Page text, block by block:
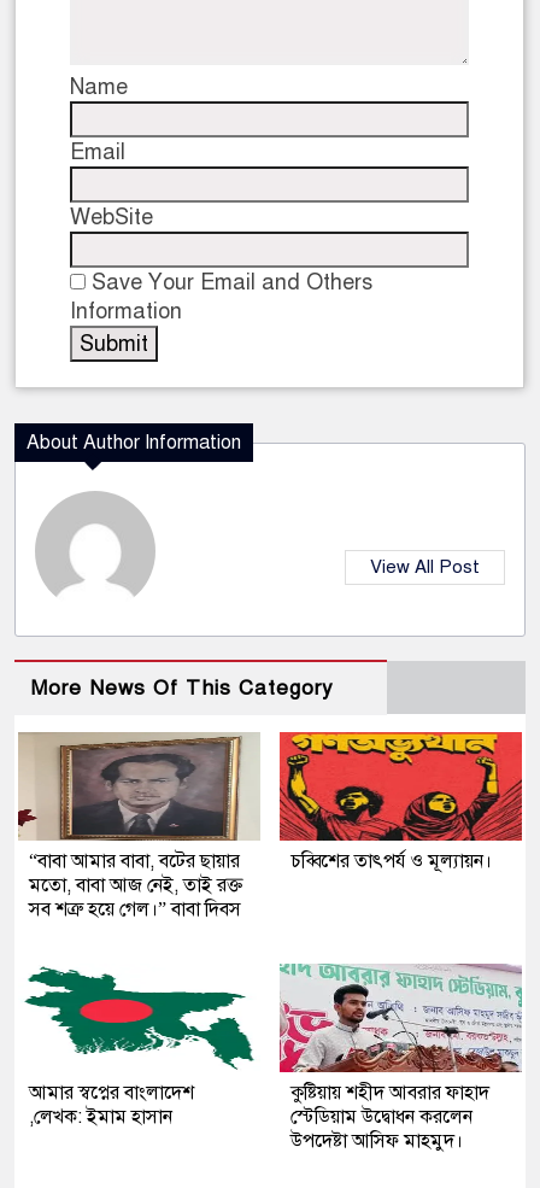
Name
Email
WebSite
Save Your Email and Others
Information
About Author Information
View All Post
More News Of This Category
“বাবা আমার বাবা, বটের ছায়ার
মতো, বাবা আজ নেই, তাই রক্ত
সব শত্রু হয়ে গেল।” বাবা দিবস
চব্বিশের তাৎপর্য ও মূল্যায়ন।
আমার স্বপ্নের বাংলাদেশ
,লেখক: ইমাম হাসান
কুষ্টিয়ায় শহীদ আবরার ফাহাদ
স্টেডিয়াম উদ্বোধন করলেন
উপদেষ্টা আসিফ মাহমুদ।